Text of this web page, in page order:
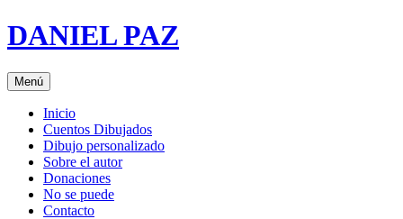
Saltar
al
DANIEL PAZ
Menú
Inicio
Cuentos Dibujados
Dibujo personalizado
Sobre el autor
Donaciones
No se puede
Contacto